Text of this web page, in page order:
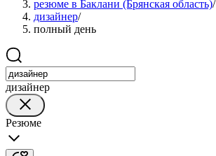
резюме в Баклани (Брянская область)/
дизайнер/
полный день
дизайнер
Резюме